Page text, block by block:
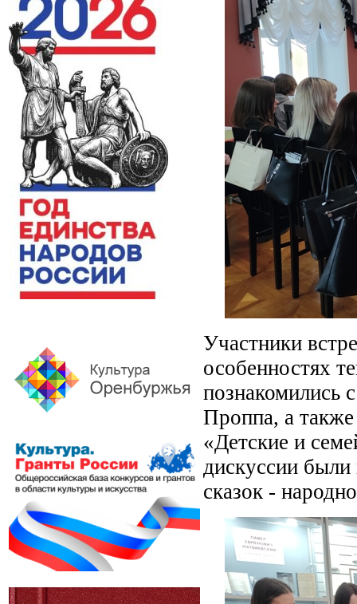
Участники
особенностях
познакомились
Проппа, а также
«Детские и
дискуссии
сказок -